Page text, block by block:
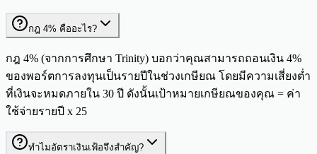
กฎ 4% คืออะไร?
กฎ 4% (จากการศึกษา Trinity) บอกว่าคุณสามารถถอนเงิน 4%
ของพอร์ตการลงทุนเป็นรายปีในช่วงเกษียณ โดยมีความเสี่ยงต่ำ
ที่เงินจะหมดภายใน 30 ปี ดังนั้นเป้าหมายเกษียณของคุณ = ค่า
ใช้จ่ายรายปี x 25
ทำไมอัตราเงินเฟ้อจึงสำคัญ?